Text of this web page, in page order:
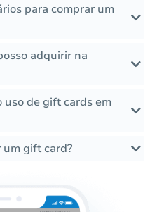
para comprar um
adquirir na
uso de gift cards em
um gift card?